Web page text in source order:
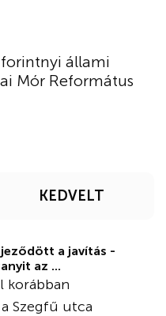
állami
Mór Református
KEDVELT
a javítás -
az ...
korábban
Szegfű utca